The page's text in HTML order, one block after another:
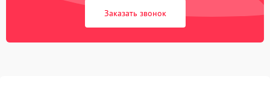
Заказать звонок